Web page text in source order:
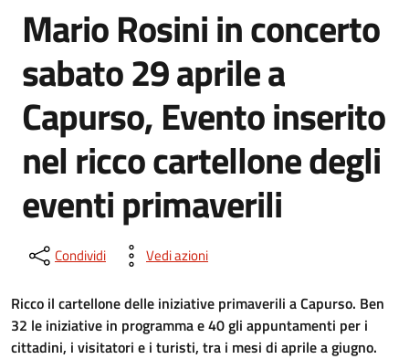
Mario Rosini in concerto
sabato 29 aprile a
Capurso, Evento inserito
nel ricco cartellone degli
eventi primaverili
Condividi Vedi azioni
Ricco il cartellone delle iniziative primaverili a Capurso. Ben
32 le iniziative in programma e 40 gli appuntamenti per i
cittadini, i visitatori e i turisti, tra i mesi di aprile a giugno.